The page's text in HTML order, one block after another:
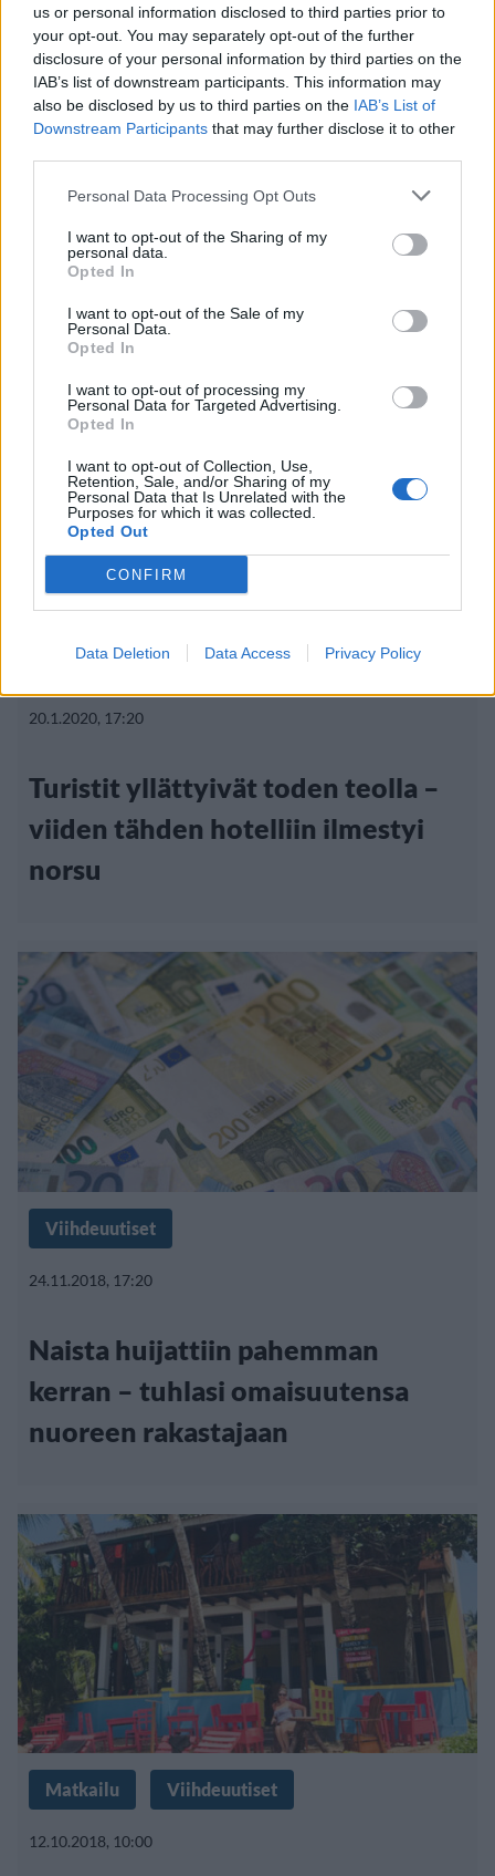
us or personal information disclosed to third parties prior to
your opt-out. You may separately opt-out of the further
disclosure of your personal information by third parties on the
IAB’s list of downstream participants. This information may
also be disclosed by us to third parties on the IAB’s List of
Downstream Participants that may further disclose it to other
Personal Data Processing Opt Outs
I want to opt-out of the Sharing of my
personal data.
Opted In
I want to opt-out of the Sale of my
Personal Data.
Opted In
I want to opt-out of processing my
Personal Data for Targeted Advertising.
Opted In
I want to opt-out of Collection, Use,
Retention, Sale, and/or Sharing of my
Personal Data that Is Unrelated with the
Purposes for which it was collected.
Opted Out
CONFIRM
Data Deletion Data Access Privacy Policy
Viihdeuutiset
9.4.2021, 20:00
Kruunaaminen muuttui
skandaaliksi – Mrs. Worldin voitto
riistettiin yllättäen kesken
seremonian
Matkailu Viihdeuutiset
20.1.2020, 17:20
Turistit yllättyivät toden teolla –
viiden tähden hotelliin ilmestyi
norsu
Viihdeuutiset
24.11.2018, 17:20
Naista huijattiin pahemman
kerran – tuhlasi omaisuutensa
nuoreen rakastajaan
Matkailu Viihdeuutiset
12.10.2018, 10:00